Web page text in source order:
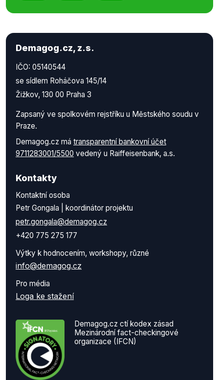
Demagog.cz, z.s.
IČO: 05140544
se sídlem Roháčova 145/14
Žižkov, 130 00 Praha 3
Zapsaný ve spolkovém rejstříku u Městského soudu v
Praze.
Demagog.cz má transparentní bankovní účet
9711283001/5500 vedený u Raiffeisenbank, a.s.
Kontakty
Kontaktní osoba
Petr Gongala | koordinátor projektu
petr.gongala@demagog.cz
+420 775 275 177
Výtky k hodnocením, workshopy, různé
info@demagog.cz
Pro média
Loga ke stažení
Demagog.cz ctí kodex zásad
Mezinárodní fact-checkingové
organizace (IFCN)